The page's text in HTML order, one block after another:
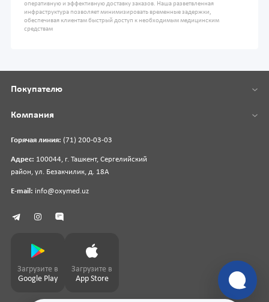
оперативную и эффективную доставку заказов. Наша разветвленная
инфраструктура позволяет минимизировать временные задержки,
обеспечивая клиентам быстрый доступ к необходимым медицинским
средствам
Горячая линия: (71) 200-03-03
Адрес: 100044, г. Ташкент, Сергелийский
район, ул. Безакчилик, д. 18А
E-mail: info@oxymed.uz
Покупателю
Компания
Загрузите в
Google Play
Загрузите в
App Store